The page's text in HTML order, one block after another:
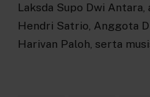
Laksda Supo Dwi
Hendri Satrio, Anggota
Harivan Paloh, serta